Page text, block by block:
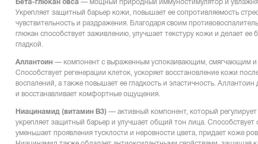
Бета-глюкан овса — мощный природный иммуностимулятор и
Укрепляет защитный барьер кожи, повышает ее сопротивляемость
чувствительность и раздражения. Благодаря своим
глюкан способствует заживлению, улучшает текстуру кожи и делает ее
гладкой.
Аллантоин — компонент с выраженным успокаивающим, смягчающим
Способствует регенерации клеток, ускоряет восстановление кожи
воспалений, а также повышает ее гладкость и эластичность. Аллантоин
и восстанавливает комфортные ощущения.
Ниацинамид (витамин B3) — активный компонент, который
укрепляет защитный барьер и улучшает общий тон лица. Способствует
уменьшает проявления тусклости и неровности цвета, придает коже